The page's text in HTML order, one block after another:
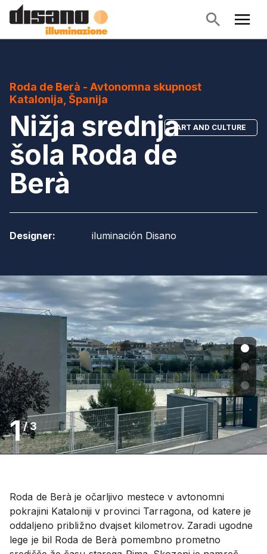
Roda de Berà - Avtonomna skupnost
Katalonija, Španija
Nižja srednja
šola Roda de
Berà
ART AND CULTURE
Designer: iluminación Disano
1/3
Roda de Berà je očarljivo mestece v avtonomni
pokrajini Kataloniji v provinci Tarragona, od katere je
oddaljeno približno dvajset kilometrov. Zaradi ugodne
lege je bil Roda de Berà pomembno prometno